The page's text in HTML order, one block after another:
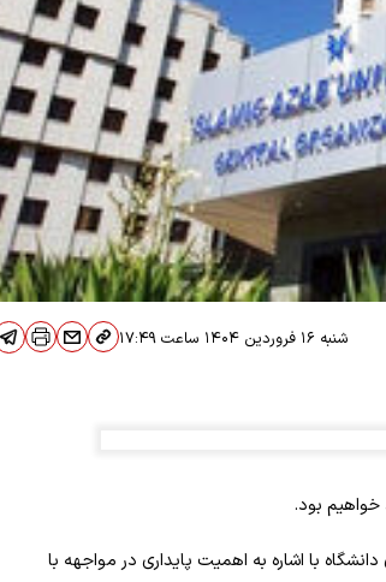
شنبه ۱۶ فروردین ۱۴۰۴ ساعت
خواهیم بود.
با اشاره به اهمیت پایداری در مواجهه با